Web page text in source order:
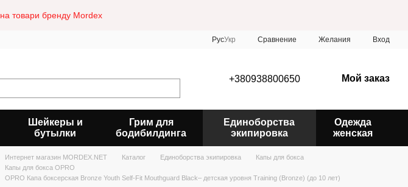
товари бренду Mordex
РусУкр Сравнение Желания Вход
+380938800650 Мой заказ
Шейкеры и
бутылки
Грим для
бодибилдинга
Единоборства
экипировка
Одежда
женская
Интернет магазин MORDEX.NET Каталог Единоборства экипировка
Капы для бокса
Капы для бокса OPRO
OPRO Капа боксерская Bronze Youth Self-Fit Mouthguard Black– детская уровня Training (Bronze) (до 10 лет)